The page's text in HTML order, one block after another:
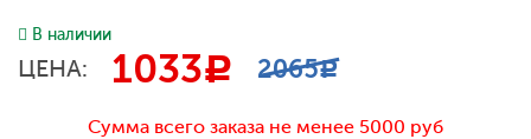
В наличии
ЦЕНА: 1033c 2065c
Сумма всего заказа не менее 5000 руб